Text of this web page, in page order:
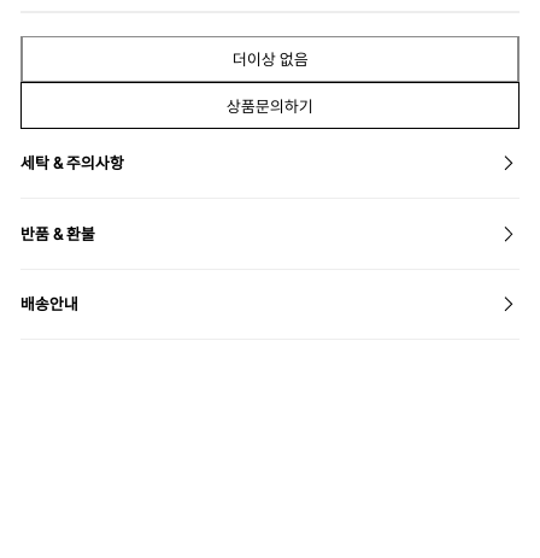
더이상 없음
상품문의하기
세탁 & 주의사항
반품 & 환불
배송안내